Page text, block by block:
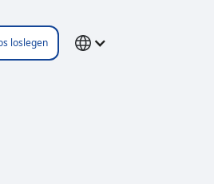
loslegen